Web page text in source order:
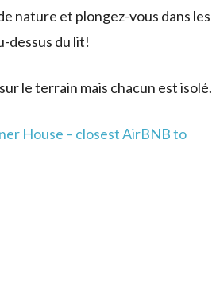
nature et plongez-vous dans les
dessus du lit!
le terrain mais chacun est isolé.
House – closest AirBNB to